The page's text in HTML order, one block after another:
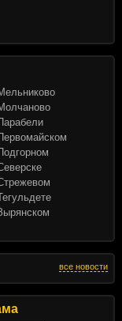
все новости